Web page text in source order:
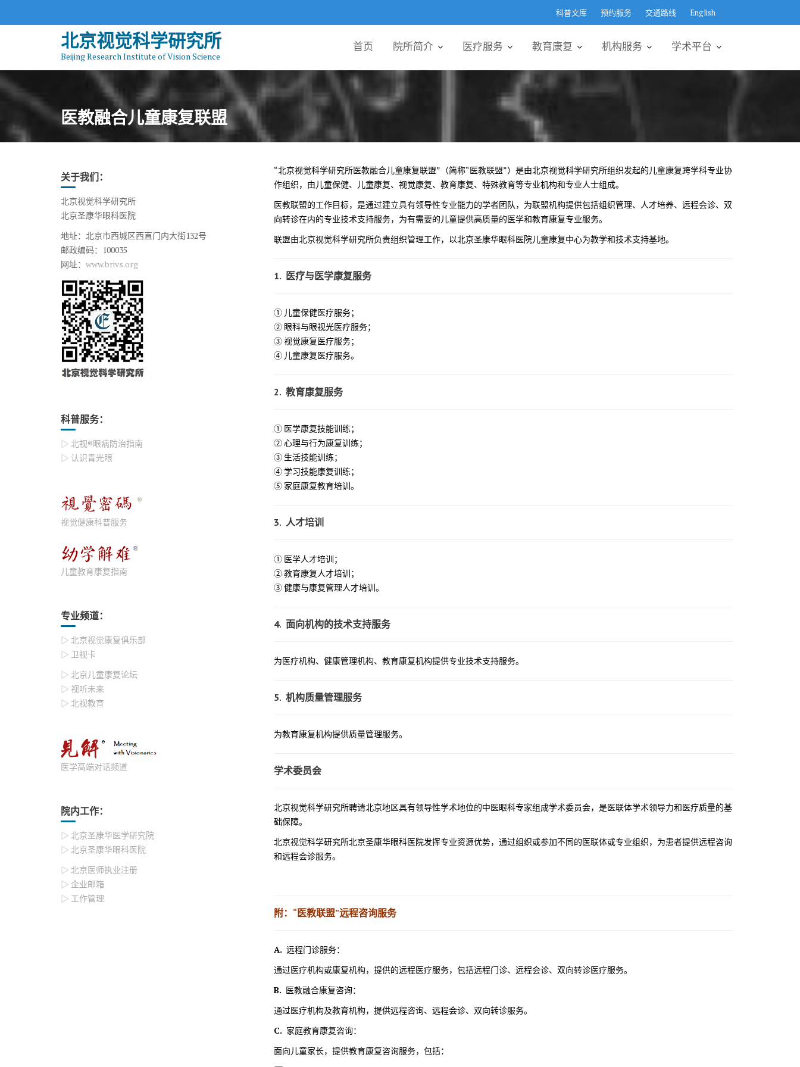
o
c
科普文库 预约服务 交通路线 English
北京视觉科学研究所
Beijing Research Institute of Vision Science
首页 院所简介 医疗服务 教育康复 机构服务 学术平台
医教融合儿童康复联盟
“北京视觉科学研究所医教融合儿童康复联盟”（简称“医教联盟”）是由北京视觉科学研究所组织发起的儿童康复跨学科专业协
作组织，由儿童保健、儿童康复、视觉康复、教育康复、特殊教育等专业机构和专业人士组成。
医教联盟的工作目标，是通过建立具有领导性专业能力的学者团队，为联盟机构提供包括组织管理、人才培养、远程会诊、双
向转诊在内的专业技术支持服务，为有需要的儿童提供高质量的医学和教育康复专业服务。
联盟由北京视觉科学研究所负责组织管理工作，以北京圣康华眼科医院儿童康复中心为教学和技术支持基地。
1. 医疗与医学康复服务
① 儿童保健医疗服务；
② 眼科与眼视光医疗服务；
③ 视觉康复医疗服务；
④ 儿童康复医疗服务。
2. 教育康复服务
① 医学康复技能训练；
② 心理与行为康复训练；
③ 生活技能训练；
④ 学习技能康复训练；
⑤ 家庭康复教育培训。
3. 人才培训
① 医学人才培训；
② 教育康复人才培训；
③ 健康与康复管理人才培训。
4. 面向机构的技术支持服务
为医疗机构、健康管理机构、教育康复机构提供专业技术支持服务。
5. 机构质量管理服务
为教育康复机构提供质量管理服务。
学术委员会
北京视觉科学研究所聘请北京地区具有领导性学术地位的中医眼科专家组成学术委员会，是医联体学术领导力和医疗质量的基
础保障。
北京视觉科学研究所北京圣康华眼科医院发挥专业资源优势，通过组织或参加不同的医联体或专业组织，为患者提供远程咨询
和远程会诊服务。
附：“医教联盟”远程咨询服务
A. 远程门诊服务：
通过医疗机构或康复机构，提供的远程医疗服务，包括远程门诊、远程会诊、双向转诊医疗服务。
B. 医教融合康复咨询：
通过医疗机构及教育机构，提供远程咨询、远程会诊、双向转诊服务。
C. 家庭教育康复咨询：
面向儿童家长，提供教育康复咨询服务，包括：
关于我们：
北京视觉科学研究所
北京圣康华眼科医院
地址：北京市西城区西直门内大街132号
邮政编码：100035
网址： www.brivs.org
科普服务：
▷ 北视®眼病防治指南
▷ 认识青光眼
视觉健康科普服务
儿童教育康复指南
专业频道：
▷ 北京视觉康复俱乐部
▷ 卫视卡
▷ 北京儿童康复论坛
▷ 视听未来
▷ 北视教育
医学高端对话频道
院内工作：
▷ 北京圣康华医学研究院
▷ 北京圣康华眼科医院
▷ 北京医师执业注册
▷ 企业邮箱
▷ 工作管理